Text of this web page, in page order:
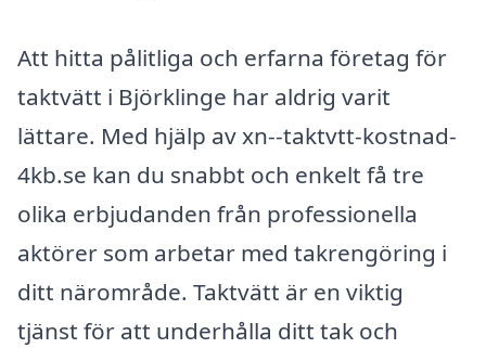
Att hitta pålitliga och erfarna företag för
taktvätt i Björklinge har aldrig varit
lättare. Med hjälp av xn--taktvtt-kostnad-
4kb.se kan du snabbt och enkelt få tre
olika erbjudanden från professionella
aktörer som arbetar med takrengöring i
ditt närområde. Taktvätt är en viktig
tjänst för att underhålla ditt tak och